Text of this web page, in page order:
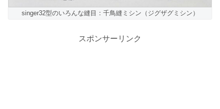
singer32型のいろんな縫目：千鳥縫ミシン（ジグザグミシン）
スポンサーリンク